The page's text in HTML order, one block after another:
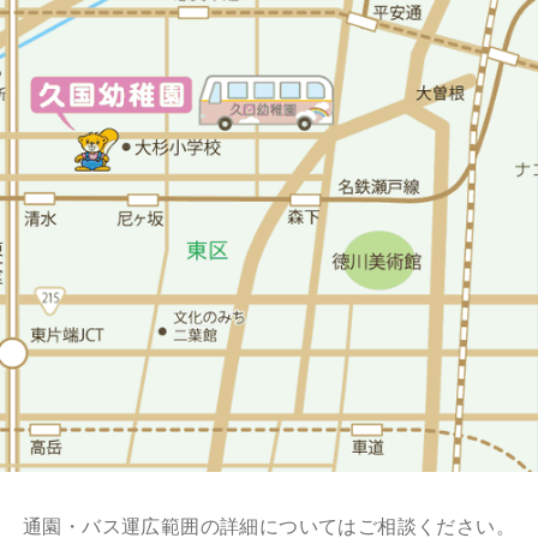
通園・バス運広範囲の詳細についてはご相談ください。